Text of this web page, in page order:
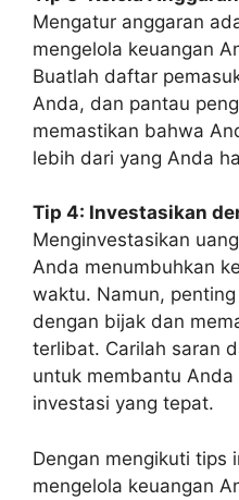
Mengatur anggaran
mengelola keuangan
Buatlah daftar
Anda, dan pantau
memastikan bahwa
lebih dari yang Anda
Tip 4: Investasikan
Menginvestasikan
Anda menumbuhkan
waktu. Namun,
dengan bijak dan
terlibat. Carilah saran
untuk membantu
investasi yang tepat.
Dengan mengikuti tips
mengelola keuangan